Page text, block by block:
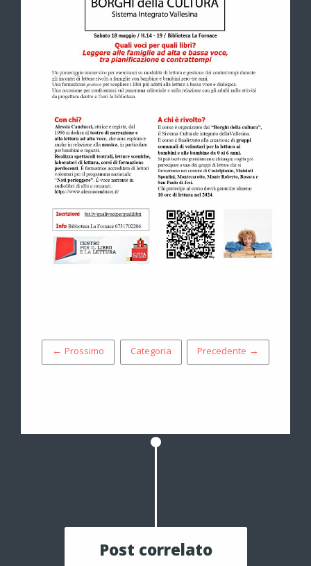
← Prossimo Categoria Precedente →
Post correlato